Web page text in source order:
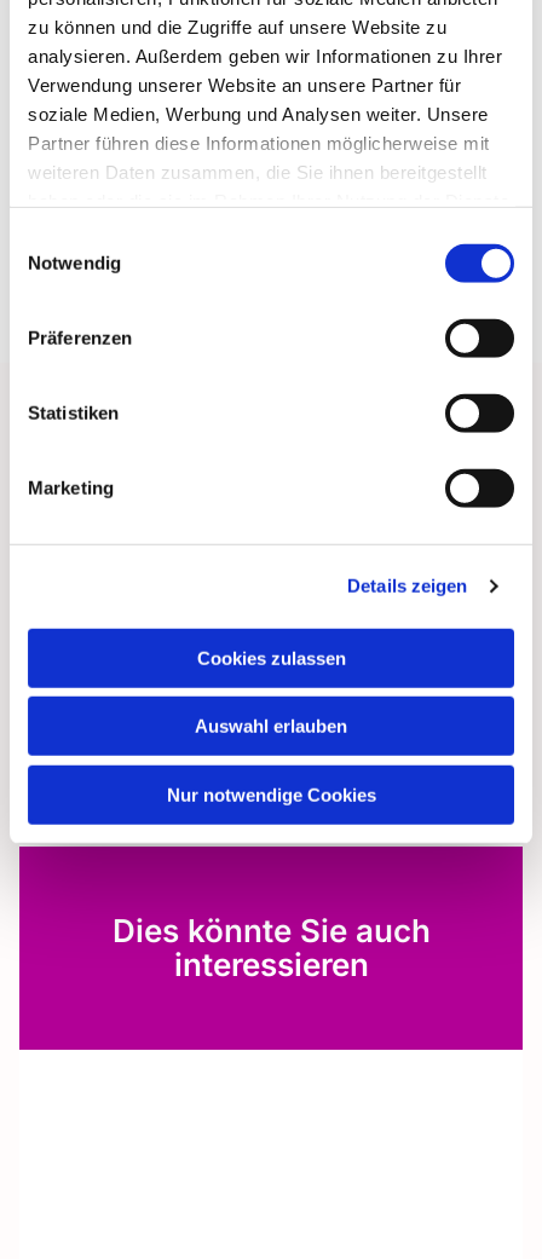
zu können und die Zugriffe auf unsere Website zu
analysieren. Außerdem geben wir Informationen zu Ihrer
Verwendung unserer Website an unsere Partner für
soziale Medien, Werbung und Analysen weiter. Unsere
Partner führen diese Informationen möglicherweise mit
weiteren Daten zusammen, die Sie ihnen bereitgestellt
Notwendig
Präferenzen
Statistiken
Marketing
Details zeigen
Cookies zulassen
Auswahl erlauben
Nur notwendige Cookies
© Claudia Kozak
Dies könnte Sie auch
interessieren